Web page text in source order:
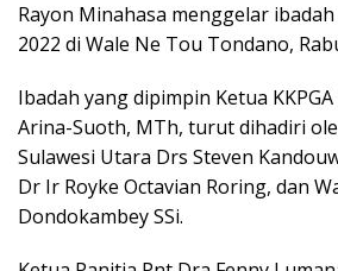
Rayon Minahasa menggelar
2022 di Wale Ne Tou Tondano,
Ibadah yang dipimpin Ketua
Arina-Suoth, MTh, turut dihadiri
Sulawesi Utara Drs Steven
Dr Ir Royke Octavian Roring, dan
Dondokambey SSi.